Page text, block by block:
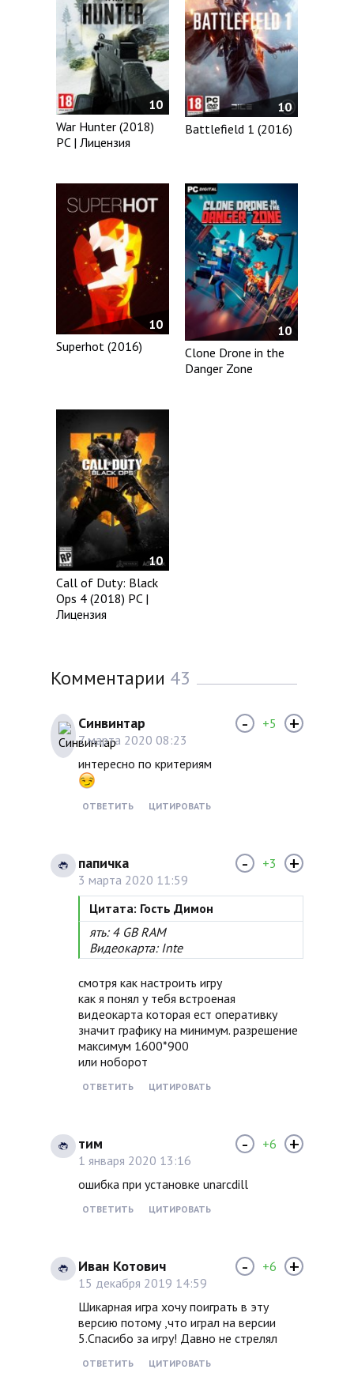
10
War Hunter (2018)
PC | Лицензия
10
Battlefield 1 (2016)
10
Superhot (2016)
10
Clone Drone in the
Danger Zone
10
Call of Duty: Black
Ops 4 (2018) PC |
Лицензия
Комментарии 43
Синвинтар
7 марта 2020 08:23
интересно по критериям
ОТВЕТИТЬ ЦИТИРОВАТЬ
- +5 +
папичка
3 марта 2020 11:59
Цитата: Гость Димон
ять: 4 GB RAM
Видеокарта: Inte
смотря как настроить игру
как я понял у тебя встроеная
видеокарта которая ест оперативку
значит графику на минимум. разрешение
максимум 1600*900
или ноборот
ОТВЕТИТЬ ЦИТИРОВАТЬ
- +3 +
тим
1 января 2020 13:16
ошибка при установке unarcdill
ОТВЕТИТЬ ЦИТИРОВАТЬ
- +6 +
Иван Котович
15 декабря 2019 14:59
Шикарная игра хочу поиграть в эту
версию потому ,что играл на версии
5.Спасибо за игру! Давно не стрелял
ОТВЕТИТЬ ЦИТИРОВАТЬ
- +6 +